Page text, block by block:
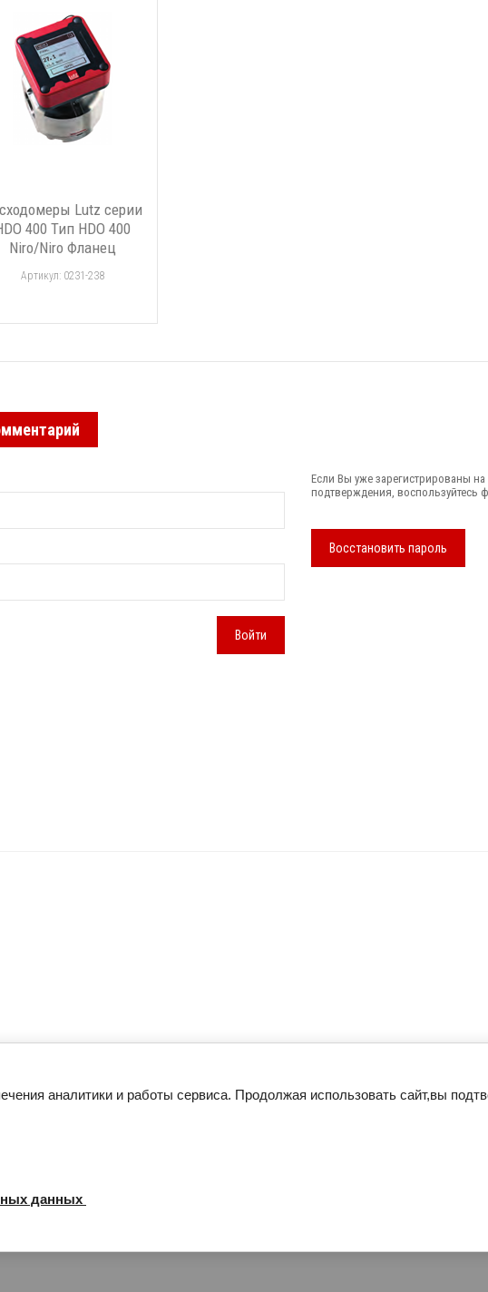
Lutz серии
400 Тип HDO 400
Niro/Niro Фланец
Артикул: 0231-238
Войти
Если Вы уже зарегистрированы
подтверждения, воспользуйтесь
Восстановить пароль
аналитики и работы сервиса. Продолжая использовать сайт,вы
данных